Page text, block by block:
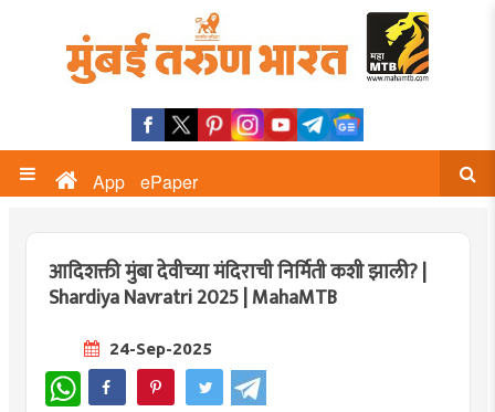
App ePaper
आदिशक्ती मुंबा देवीच्या मंदिराची निर्मिती कशी झाली? |
Shardiya Navratri 2025 | MahaMTB
24-Sep-2025
WhatsApp